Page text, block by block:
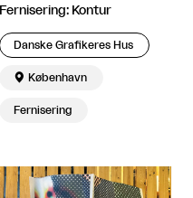
Fernisering: Kontur
Danske Grafikeres Hus
 København
Fernisering